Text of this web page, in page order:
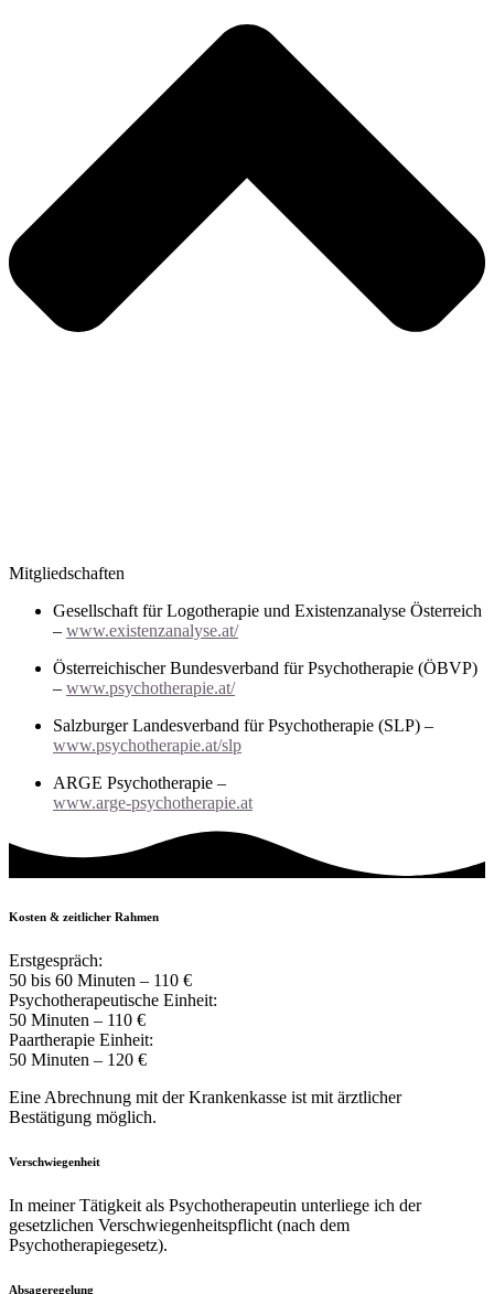
Mitgliedschaften
Gesellschaft für Logotherapie und Existenzanalyse Österreich
– www.existenzanalyse.at/
Österreichischer Bundesverband für Psychotherapie (ÖBVP)
– www.psychotherapie.at/
Salzburger Landesverband für Psychotherapie (SLP) –
www.psychotherapie.at/slp
ARGE Psychotherapie –
www.arge-psychotherapie.at
Kosten & zeitlicher Rahmen
Erstgespräch:
50 bis 60 Minuten – 110 €
Psychotherapeutische Einheit:
50 Minuten – 110 €
Paartherapie Einheit:
50 Minuten – 120 €
Eine Abrechnung mit der Krankenkasse ist mit ärztlicher
Bestätigung möglich.
Verschwiegenheit
In meiner Tätigkeit als Psychotherapeutin unterliege ich der
gesetzlichen Verschwiegenheitspflicht (nach dem
Psychotherapiegesetz).
Absageregelung